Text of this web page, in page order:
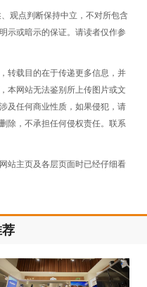
观点判断保持中立，不对所包含
示或暗示的保证。请读者仅作参
转载目的在于传递更多信息，并
本网站无法鉴别所上传图片或文
及任何商业性质，如果侵犯，请
除，不承担任何侵权责任。联系
站主页及各层页面时已经仔细看